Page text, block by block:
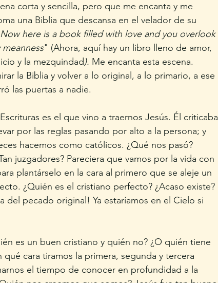
corta y sencilla, pero que me encanta y me
una Biblia que descansa en el velador de su
Now here is a book filled with love and you overlook
" (Ahora, aquí hay un libro lleno de amor,
y la mezquindad). Me encanta esta escena.
la Biblia y volver a lo original, a lo primario, a ese
las puertas a nadie.
es el que vino a traernos Jesús. Él criticaba
por las reglas pasando por alto a la persona; y
hacemos como católicos. ¿Qué nos pasó?
juzgadores? Pareciera que vamos por la vida con
plantárselo en la cara al primero que se aleje un
¿Quién es el cristiano perfecto? ¿Acaso existe?
del pecado original! Ya estaríamos en el Cielo si
es un buen cristiano y quién no? ¿O quién tiene
cara tiramos la primera, segunda y tercera
el tiempo de conocer en profundidad a la